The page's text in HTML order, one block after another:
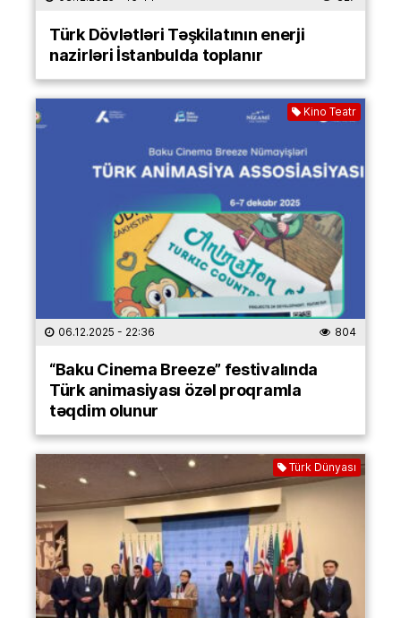
Türk Dövlətləri Təşkilatının enerji
nazirləri İstanbulda toplanır
Kino Teatr
06.12.2025 - 22:36 804
“Baku Cinema Breeze” festivalında
Türk animasiyası özəl proqramla
təqdim olunur
Türk Dünyası